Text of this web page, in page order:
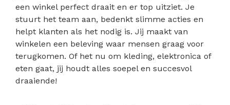
een winkel perfect draait en er top uitziet. Je
stuurt het team aan, bedenkt slimme acties en
helpt klanten als het nodig is. Jij maakt van
winkelen een beleving waar mensen graag voor
terugkomen. Of het nu om kleding, elektronica of
eten gaat, jij houdt alles soepel en succesvol
draaiende!